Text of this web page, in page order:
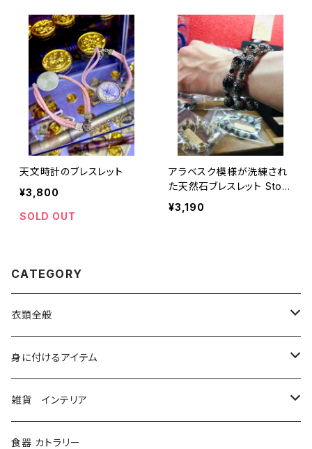
天文時計のブレスレット
¥3,800
SOLD OUT
アラベスク模様が洗練され
た天然石ブレスレット Ston
e Bracelet Arabesque
¥3,190
CATEGORY
衣類全般
コルセット
シャツ、ブラウス
ジャケット、コート
身に付けるアイテム
ベルト ハーネス
グローブ
雑貨 インテリア
本
食器 カトラリー